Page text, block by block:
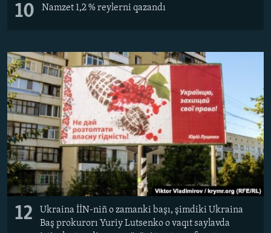
10 Namzet 1,2 % reylerni qazandı
12
Ukraina İİN-niñ o zamanki başı, şimdiki Ukraina
Baş prokurorı Yuriy Lutsenko o vaqıt saylavda